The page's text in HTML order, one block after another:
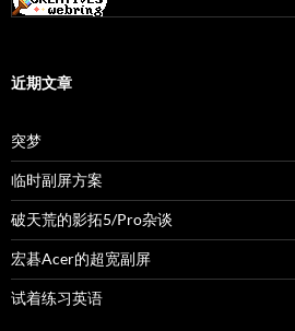
近期文章
突梦
临时副屏方案
破天荒的影拓5/Pro杂谈
宏碁Acer的超宽副屏
试着练习英语